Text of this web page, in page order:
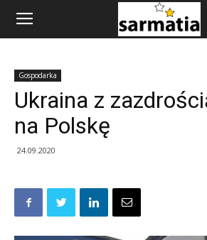
Gospodarka
Ukraina z
na Polskę
24.09.2020